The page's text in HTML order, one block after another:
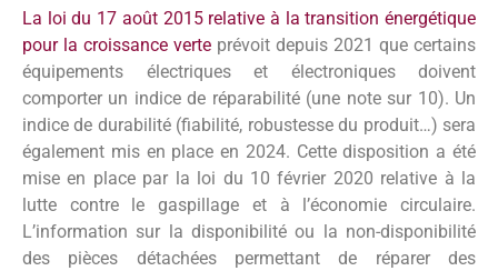
La loi du 17 août 2015 relative à la transition énergétique
pour la croissance verte prévoit depuis 2021 que certains
équipements électriques et électroniques doivent
comporter un indice de réparabilité (une note sur 10). Un
indice de durabilité (fiabilité, robustesse du produit…) sera
également mis en place en 2024. Cette disposition a été
mise en place par la loi du 10 février 2020 relative à la
lutte contre le gaspillage et à l’économie circulaire.
L’information sur la disponibilité ou la non-disponibilité
des pièces détachées permettant de réparer des